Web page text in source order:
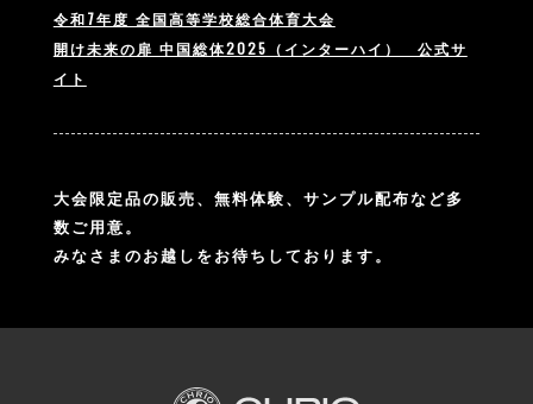
令和7年度 全国高等学校総合体育大会
開け未来の扉 中国総体2025（インターハイ） 公式サ
イト
大会限定品の販売、無料体験、サンプル配布など多
数ご用意。
みなさまのお越しをお待ちしております。